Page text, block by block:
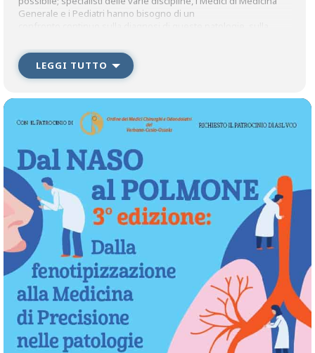
Generale e i Pediatri hanno bisogno di un
sui dosaggi, sulle indicazioni chirurgiche e sulle prospettive
terapeutiche più nuove per ogni paziente.
Le patologie ostruttive del naso e dell’orofaringe nell’adulto e nel
esse correlate assumono sempre maggiore rilevanza clinica e
sociale, importante è il corretto
inquadramento diagnostico per attuare terapie mediche e
chirurgiche realmente efficaci.
In particolare per l’asma diventa fondamentale adattare tali
terapie all’età dei pazienti e alla severità della
patologia, ormai è possibile fenotipizzarne alcuni tipi e trattarli
con una moderna Medicina di precisione; le
rinosinusiti con e senza polipi possono essere trattate sia con
una terapia chirurgica che con una terapia
con anticorpi monoclonali correlati alla infiammazione di tipo 2 e
alla eventuale eosinofilia.
Le patologie cutanee di origine allergica rappresentano una
sindrome clinica di difficile diagnosi
differenziale e di difficile trattamento
LEGGI TUTTO